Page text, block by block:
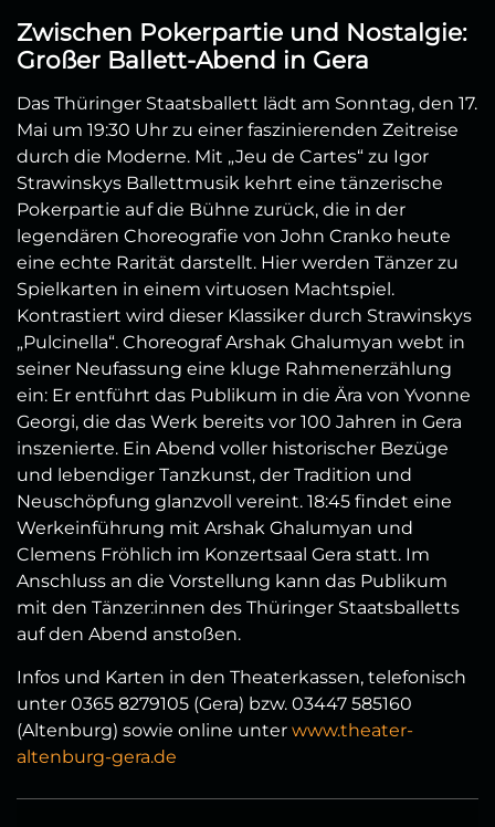
Zwischen Pokerpartie und Nostalgie:
Großer Ballett-Abend in Gera
Das Thüringer Staatsballett lädt am Sonntag, den 17.
Mai um 19:30 Uhr zu einer faszinierenden Zeitreise
durch die Moderne. Mit „Jeu de Cartes“ zu Igor
Strawinskys Ballettmusik kehrt eine tänzerische
Pokerpartie auf die Bühne zurück, die in der
legendären Choreografie von John Cranko heute
eine echte Rarität darstellt. Hier werden Tänzer zu
Spielkarten in einem virtuosen Machtspiel.
Kontrastiert wird dieser Klassiker durch Strawinskys
„Pulcinella“. Choreograf Arshak Ghalumyan webt in
seiner Neufassung eine kluge Rahmenerzählung
ein: Er entführt das Publikum in die Ära von Yvonne
Georgi, die das Werk bereits vor 100 Jahren in Gera
inszenierte. Ein Abend voller historischer Bezüge
und lebendiger Tanzkunst, der Tradition und
Neuschöpfung glanzvoll vereint. 18:45 findet eine
Werkeinführung mit Arshak Ghalumyan und
Clemens Fröhlich im Konzertsaal Gera statt. Im
Anschluss an die Vorstellung kann das Publikum
mit den Tänzer:innen des Thüringer Staatsballetts
auf den Abend anstoßen.
Infos und Karten in den Theaterkassen, telefonisch
unter 0365 8279105 (Gera) bzw. 03447 585160
(Altenburg) sowie online unter www.theater-
altenburg-gera.de